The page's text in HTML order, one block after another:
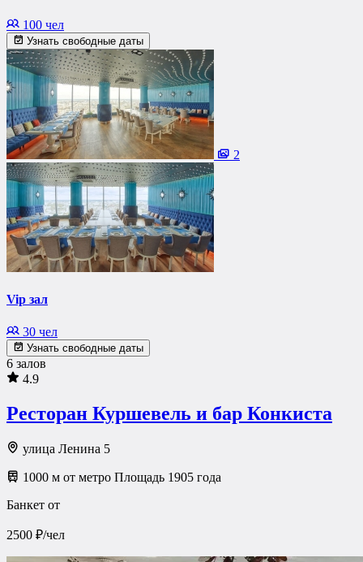
100 чел
Узнать свободные даты
2
Vip зал
30 чел
Узнать свободные даты
6 залов
4.9
Ресторан Куршевель и бар Конкиста
улица Ленина 5
1000 м от метро Площадь 1905 года
Банкет от
2500 ₽/чел